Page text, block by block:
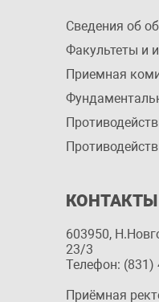
Сведения об
Факультеты и
Приемная
КОНТАКТЫ
603950,
23/3
Телефон: (831)
Приёмная